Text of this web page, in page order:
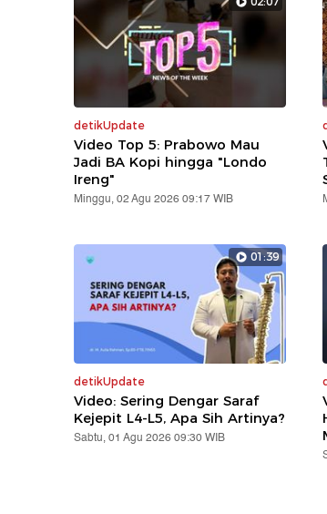
detikUpdate
Video Top 5: Prabowo Mau
Jadi BA Kopi hingga "Londo
Ireng"
Minggu, 02 Agu 2026 09:17 WIB
01:39
detikUpdate
Video: Sering Dengar Saraf
Kejepit L4-L5, Apa Sih Artinya?
Sabtu, 01 Agu 2026 09:30 WIB